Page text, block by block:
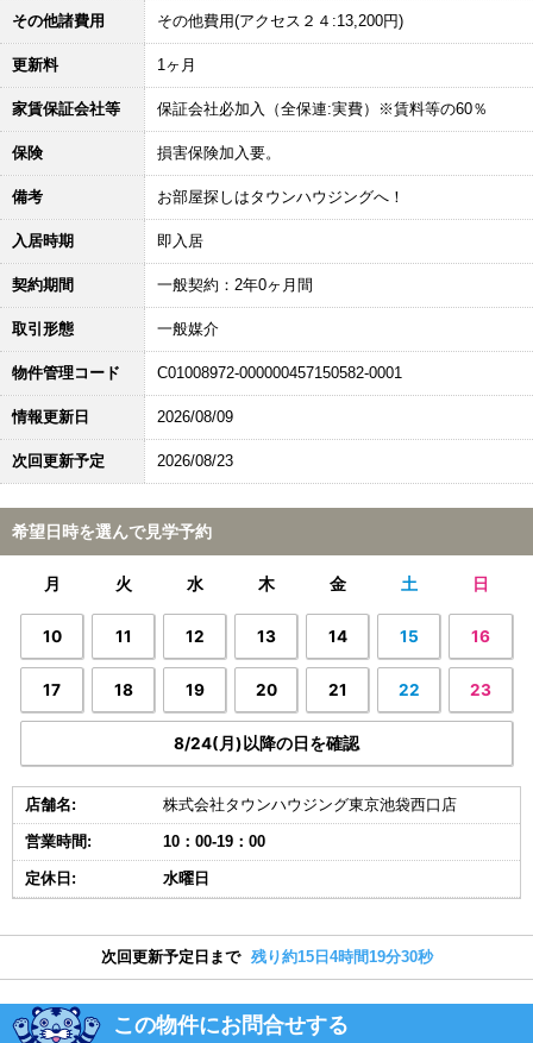
その他諸費用 その他費用(アクセス２４:13,200円)
更新料 1ヶ月
家賃保証会社等 保証会社必加入（全保連:実費）※賃料等の60％
保険 損害保険加入要。
備考 お部屋探しはタウンハウジングへ！
入居時期 即入居
契約期間 一般契約：2年0ヶ月間
取引形態 一般媒介
物件管理コード C01008972-000000457150582-0001
情報更新日 2026/08/09
次回更新予定 2026/08/23
希望日時を選んで見学予約
月 火 水 木 金 土 日
10 11 12 13 14 15 16
17 18 19 20 21 22 23
8/24(月)以降の日を確認
店舗名: 株式会社タウンハウジング東京池袋西口店
営業時間: 10：00-19：00
定休日: 水曜日
次回更新予定日まで 残り約15日4時間19分30秒
この物件にお問合せする